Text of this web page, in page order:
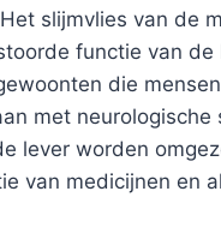
slijmvlies van de
functie van
die
met
lever worden
van medicijnen en